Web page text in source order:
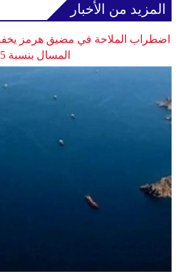
المزيد من الأخبار
اضطراب الملاحة في مضيق هرمز
المسال بنسبة 95%